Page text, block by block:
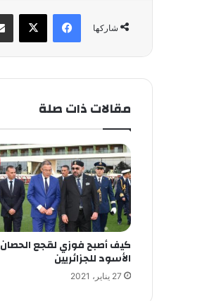
شاركها
فيسبوك
مقالات ذات صلة
كيف أصبح فوزي لقجع الحصان
الأسود للجزائريين
27 يناير، 2021